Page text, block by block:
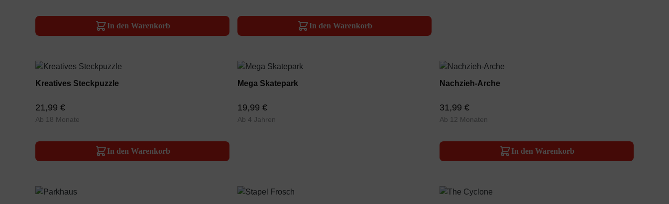
In den Warenkorb In den Warenkorb
Kreatives Steckpuzzle
21,99 €
Ab 18 Monate
In den Warenkorb
Mega Skatepark
19,99 €
Ab 4 Jahren
Nachzieh-Arche
31,99 €
Ab 12 Monaten
In den Warenkorb